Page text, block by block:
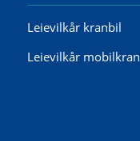
Leievilkår kranbil
Leievilkår mobilkran